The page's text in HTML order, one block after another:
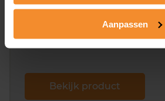
Aanpassen
Een uitgebreid overzicht van het
dit inclusief de luchtfoto!
Bekijk product